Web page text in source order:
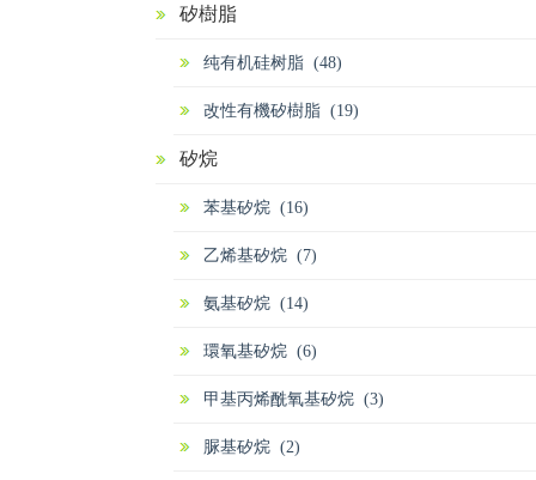
矽樹脂
纯有机硅树脂 (48)
改性有機矽樹脂 (19)
矽烷
苯基矽烷 (16)
乙烯基矽烷 (7)
氨基矽烷 (14)
環氧基矽烷 (6)
甲基丙烯酰氧基矽烷 (3)
脲基矽烷 (2)